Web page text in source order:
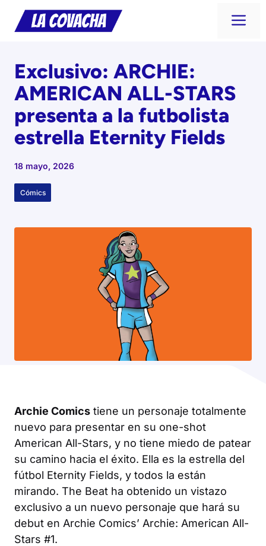
Saltar
Exclusivo: ARCHIE:
AMERICAN ALL-STARS
presenta a la futbolista
estrella Eternity Fields
18 mayo, 2026
Cómics
Archie Comics tiene un personaje totalmente
nuevo para presentar en su one-shot
American All-Stars, y no tiene miedo de patear
su camino hacia el éxito. Ella es la estrella del
fútbol Eternity Fields, y todos la están
mirando. The Beat ha obtenido un vistazo
exclusivo a un nuevo personaje que hará su
debut en Archie Comics’ Archie: American All-
Stars #1.